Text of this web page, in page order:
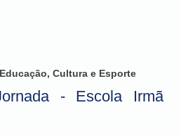
Cultura e Esporte
- Escola Irmã